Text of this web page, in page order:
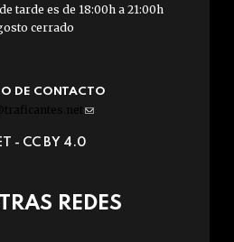
tarde es de 18:00h a 21:00h
cerrado
DE CONTACTO
(link
e-
- CC BY 4.0
REDES